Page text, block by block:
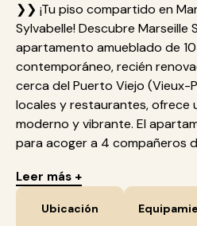
❯❯ ¡Tu piso compartido en
Sylvabelle! Descubre Marseille
apartamento amueblado de
contemporáneo, recién
cerca del Puerto Viejo (Vieux-
locales y restaurantes, ofrece
moderno y vibrante. El
para acoger a 4 compañeros
Leer más +
Ubicación